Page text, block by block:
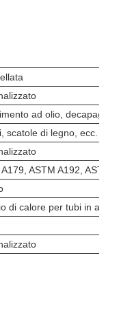
ad olio, decapaggio
scatole di legno, ecc.
ASTM A192, ASTM
di calore per tubi in